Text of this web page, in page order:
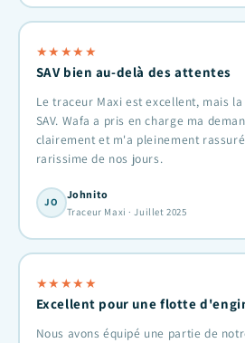
★★ ★★ ★
SAV bien au-delà des attentes
Le traceur Maxi est excellent, mais
SAV. Wafa a pris en charge ma
clairement et m'a pleinement
rarissime de nos jours.
JO
Johnito
Traceur Maxi · Juillet 2025
★★ ★★ ★
Excellent pour une flotte
Nous avons équipé une partie de